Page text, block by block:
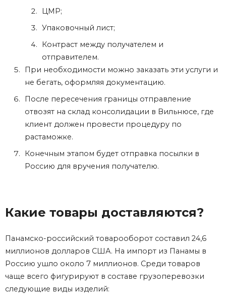
ЦМР;
Упаковочный лист;
Контраст между получателем и
отправителем.
При необходимости можно заказать эти услуги и
не бегать, оформляя документацию.
После пересечения границы отправление
отвозят на склад консолидации в Вильнюсе, где
клиент должен провести процедуру по
растаможке.
Конечным этапом будет отправка посылки в
Россию для вручения получателю.
Какие товары доставляются?
Панамско-российский товарооборот составил 24,6
миллионов долларов США. На импорт из Панамы в
Россию ушло около 7 миллионов. Среди товаров
чаще всего фигурируют в составе грузоперевозки
следующие виды изделий: